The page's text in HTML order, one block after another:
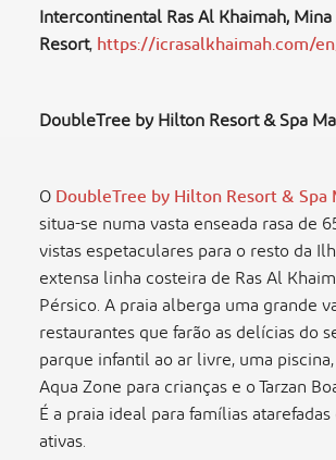
Intercontinental Ras Al Khaimah,
Resort,https://icrasalkhaimah.com/
DoubleTree by Hilton Resort & Spa
ODoubleTree by Hilton Resort & Spa
situa-se numa vasta enseada rasa de
vistas espetaculares para o resto da
extensa linha costeira de Ras Al
Pérsico. A praia alberga uma grande
restaurantes que farão as delícias do
parque infantil ao ar livre, uma
Aqua Zone para crianças e o Tarzan
É a praia ideal para famílias
ativas.